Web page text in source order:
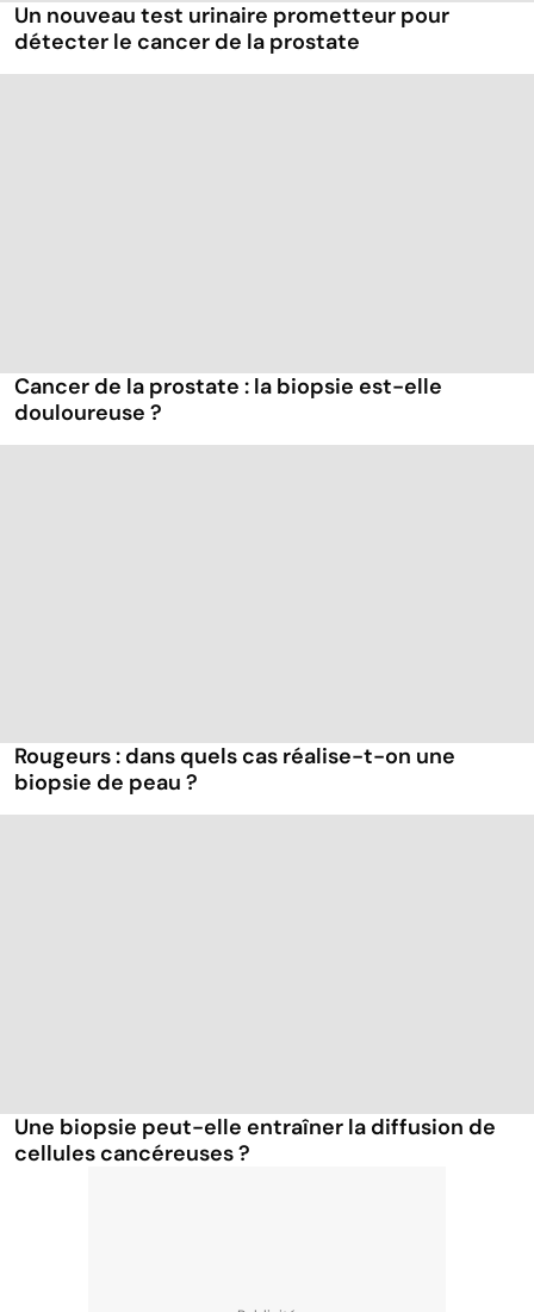
Un nouveau test urinaire prometteur pour
détecter le cancer de la prostate
Cancer de la prostate : la biopsie est-elle
douloureuse ?
Rougeurs : dans quels cas réalise-t-on une
biopsie de peau ?
Une biopsie peut-elle entraîner la diffusion de
cellules cancéreuses ?